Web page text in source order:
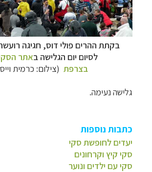
בקתת ההרים פולי דוס, חגיגה
לסיום יום הגלישה באתר
בצרפת (צילום: כרמית
גלישה נעימה.
כתבות נוספות
יעדים לחופשת סקי
סקי קיץ וקרחונים
סקי עם ילדים ונוער